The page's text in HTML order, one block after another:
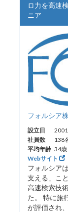
ロ力を高速
ニア
フォルシア
設立日
社員数
138
平均年齢 34歳
Webサイト
フォルシア
支える」こ
高速検索技
た。 特に旅
が評価され